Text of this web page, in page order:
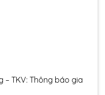
– TKV: Thông báo gia